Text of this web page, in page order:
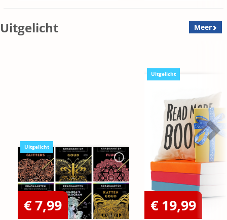
Uitgelicht Meer
Uitgelicht
€ 7,99
Uitgelicht
€ 19,99